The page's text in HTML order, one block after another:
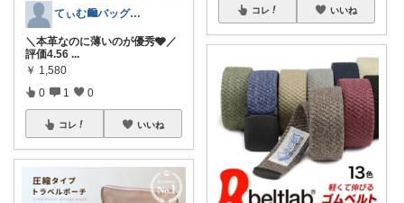
てぃむ🛍バッグ雑貨まとめ
＼本革なのに薄いのが優秀🩶／
評価4.56 ...
￥ 1,580
0 1 0
コレ いいね
コレ いいね